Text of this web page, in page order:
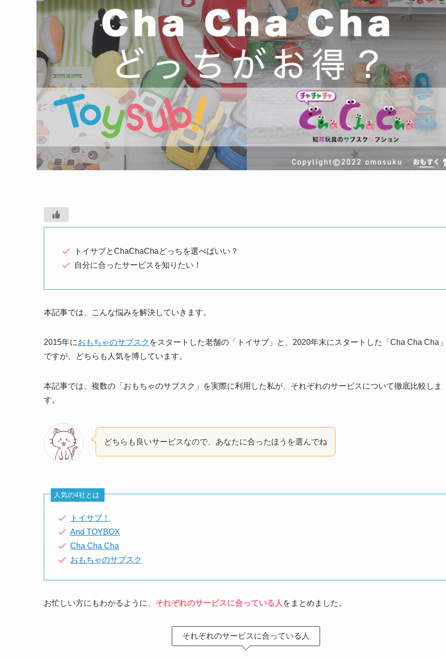
トイサブとChaChaChaどっちを選べばいい？
自分に合ったサービスを知りたい！
本記事では、こんな悩みを解決していきます。
2015年におもちゃのサブスク をスタートした老舗の「トイサブ」と、2020年末にスタートした「Cha Cha Cha
ですが、どちらも人気を博しています。
本記事では、複数の「おもちゃのサブスク」を実際に利用した私が、それぞれのサービスについて徹底比較しま
す。
どちらも良いサービスなので、あなたに合ったほうを選んでね
人気の4社とは
トイサブ！
And TOYBOX
Cha Cha Cha
おもちゃのサブスク
お忙しい方にもわかるように、 それぞれのサービスに合っている人 をまとめました。
それぞれのサービスに合っている人